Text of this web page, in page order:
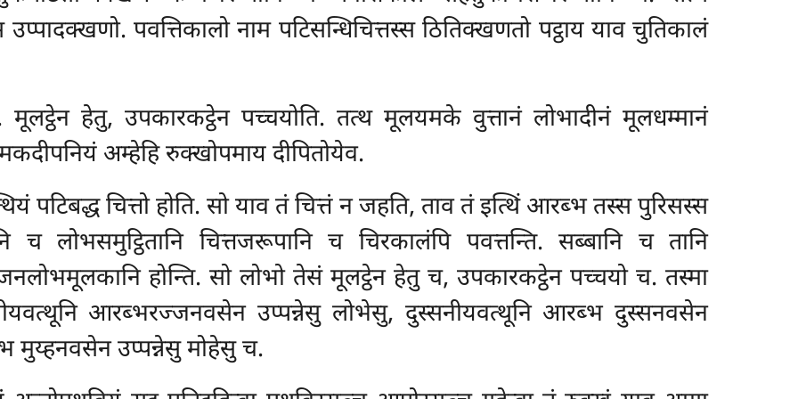
उप्पादक्खणो. पवत्तिकालो नाम पटिसन्धिचित्तस्स ठितिक्खणतो पट्ठाय याव चुतिकालं
मूलट्ठेन हेतु, उपकारकट्ठेन पच्चयोति. तत्थ मूलयमके वुत्तानं लोभादीनं मूलधम्मानं
अम्हेहि रुक्खोपमाय दीपितोयेव.
पटिबद्ध चित्तो होति. सो याव तं चित्तं न जहति, ताव तं इत्थिं आरब्भ तस्स पुरिसस्स
च लोभसमुट्ठितानि चित्तजरूपानि च चिरकालंपि पवत्तन्ति. सब्बानि च तानि
होन्ति. सो लोभो तेसं मूलट्ठेन हेतु च, उपकारकट्ठेन पच्चयो च. तस्मा
आरब्भरज्जनवसेन उप्पन्नेसु लोभेसु, दुस्सनीयवत्थूनि आरब्भ दुस्सनवसेन
मुय्हनवसेन उप्पन्नेसु मोहेसु च.